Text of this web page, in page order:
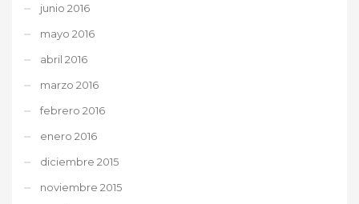
junio 2016
mayo 2016
abril 2016
marzo 2016
febrero 2016
enero 2016
diciembre 2015
noviembre 2015